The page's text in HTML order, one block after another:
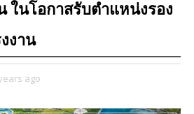
ในโอกาสรับตำแหน่งรอง
งาน
ago